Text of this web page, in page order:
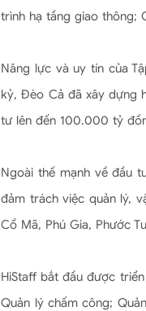
trình hạ tầng giao thông;
Năng lực và uy tín của
kỷ, Đèo Cả đã xây dựng
tư lên đến 100.000 tỷ
Ngoài thế mạnh về đầu
đảm trách việc quản lý,
Cổ Mã, Phú Gia, Phước
HiStaff bắt đầu được
Quản lý chấm công;